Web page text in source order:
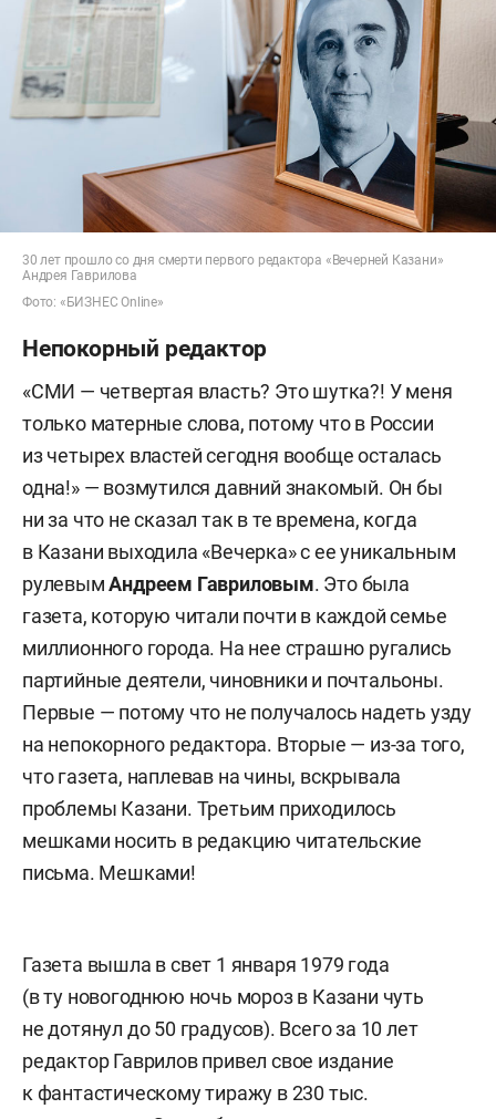
30 лет прошло со дня смерти первого редактора «Вечерней Казани»
Андрея Гаврилова
Фото: «БИЗНЕС Online»
Непокорный редактор
«СМИ — четвертая власть? Это шутка?! У меня
только матерные слова, потому что в России
из четырех властей сегодня вообще осталась
одна!» — возмутился давний знакомый. Он бы
ни за что не сказал так в те времена, когда
в Казани выходила «Вечерка» с ее уникальным
рулевымАндреем Гавриловым. Это была
газета, которую читали почти в каждой семье
миллионного города. На нее страшно ругались
партийные деятели, чиновники и почтальоны.
Первые — потому что не получалось надеть узду
на непокорного редактора. Вторые — из-за того,
что газета, наплевав на чины, вскрывала
проблемы Казани. Третьим приходилось
мешками носить в редакцию читательские
письма. Мешками!
Газета вышла в свет 1 января 1979 года
(в ту новогоднюю ночь мороз в Казани чуть
не дотянул до 50 градусов). Всего за 10 лет
редактор Гаврилов привел свое издание
к фантастическому тиражу в 230 тыс.